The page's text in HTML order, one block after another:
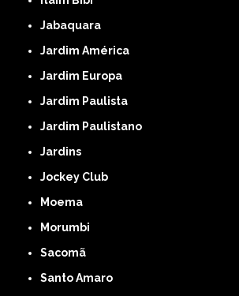
Jabaquara
Jardim América
Jardim Europa
Jardim Paulista
Jardim Paulistano
Jardins
Jockey Club
Moema
Morumbi
Sacomã
Santo Amaro